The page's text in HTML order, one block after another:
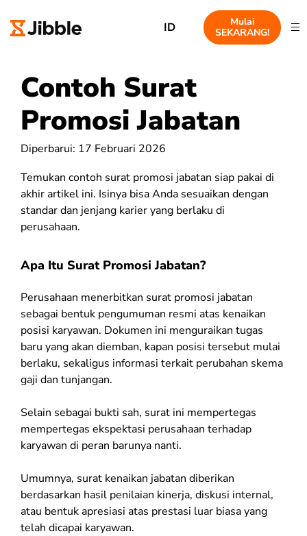
ID
Mulai
SEKARANG!
Contoh Surat
Promosi Jabatan
Diperbarui: 17 Februari 2026
Temukan contoh surat promosi jabatan siap pakai di
akhir artikel ini. Isinya bisa Anda sesuaikan dengan
standar dan jenjang karier yang berlaku di
perusahaan.
Apa Itu Surat Promosi Jabatan?
Perusahaan menerbitkan surat promosi jabatan
sebagai bentuk pengumuman resmi atas kenaikan
posisi karyawan. Dokumen ini menguraikan tugas
baru yang akan diemban, kapan posisi tersebut mulai
berlaku, sekaligus informasi terkait perubahan skema
gaji dan tunjangan.
Selain sebagai bukti sah, surat ini mempertegas
mempertegas ekspektasi perusahaan terhadap
karyawan di peran barunya nanti.
Umumnya, surat kenaikan jabatan diberikan
berdasarkan hasil penilaian kinerja, diskusi internal,
atau bentuk apresiasi atas prestasi luar biasa yang
telah dicapai karyawan.